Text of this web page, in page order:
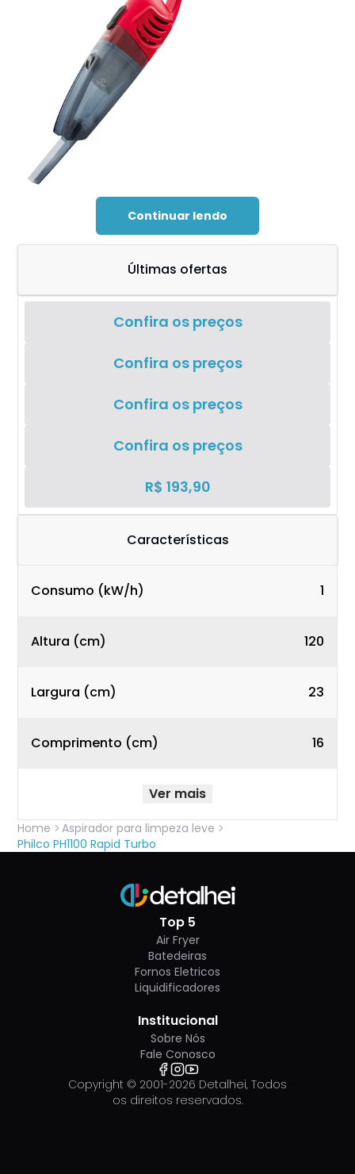
Continuar lendo
Últimas ofertas
Confira os preços
Confira os preços
Confira os preços
Confira os preços
R$ 193,90
Características
Consumo (kW/h) 1
Altura (cm) 120
Largura (cm) 23
Comprimento (cm) 16
Ver mais
Home
Aspirador para limpeza leve
Philco PH1100 Rapid Turbo
Top 5
Air Fryer
Batedeiras
Fornos Eletricos
Liquidificadores
Institucional
Sobre Nós
Fale Conosco
Copyright © 2001-2026 Detalhei, Todos
os direitos reservados.